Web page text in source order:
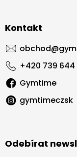
Kontakt
obchod@
+420 739 644
Gymtime
gymtimeczsk
Odebírat